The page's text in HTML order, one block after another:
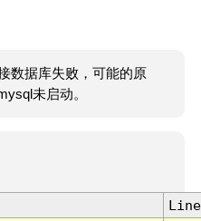
数据库失败，可能的原
未启动。
Line